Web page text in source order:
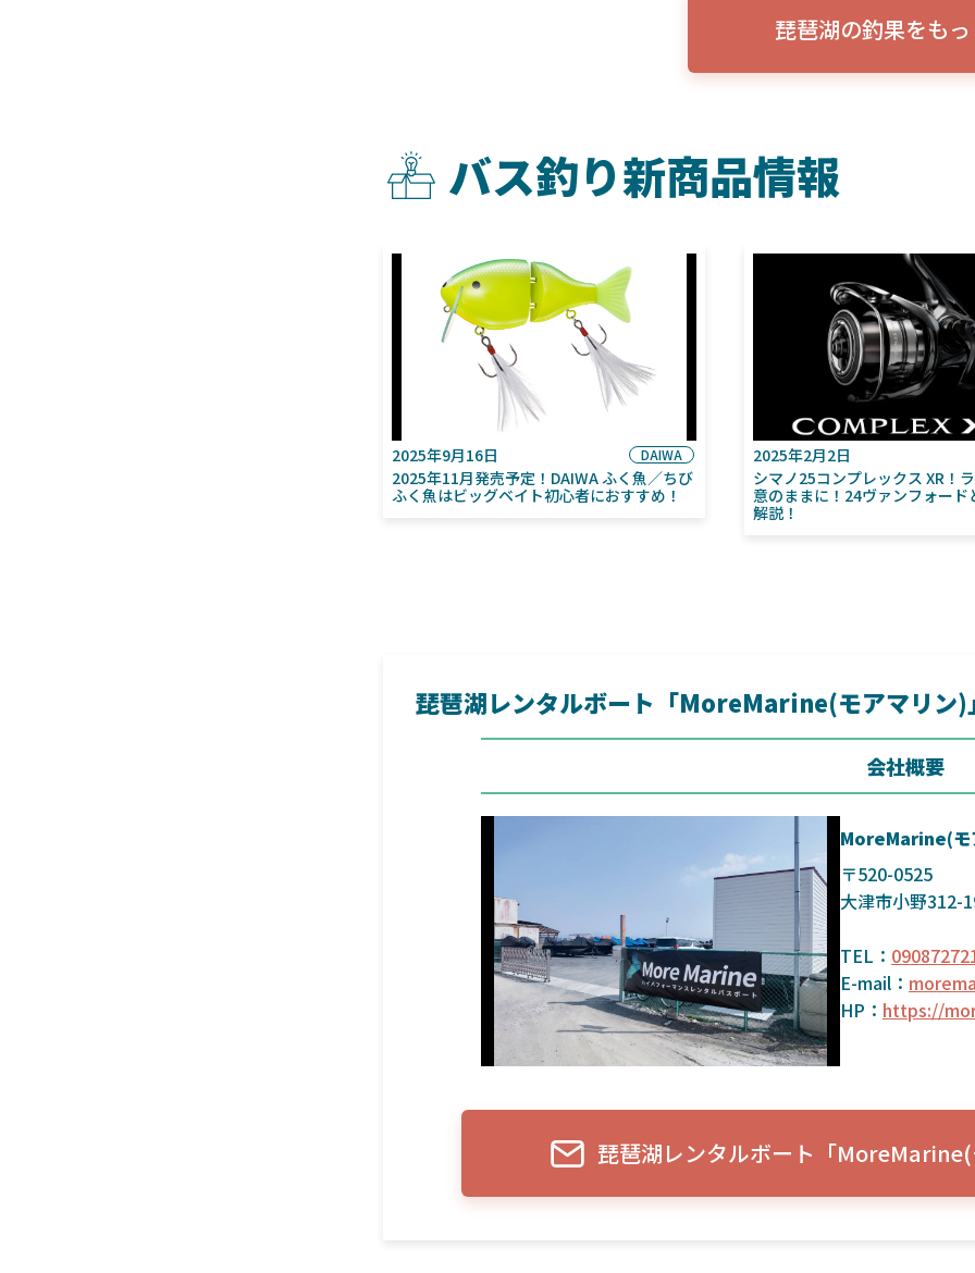
琵琶湖の釣果をも
バス釣り新商品情報
2025年9月16日 DAIWA
2025年11月発売予定！DAIWA ふく魚／ちび
ふく魚はビッグベイト初心者におすすめ！
2025年2月2日
シマノ25コンプレックス XR！
意のままに！24ヴァンフォード
解説！
琵琶湖レンタルボート「MoreMarine(モアマリン)
会社概要
MoreMarine(モ
〒520-0525
大津市小野312-
TEL：
E-mail：
HP： https://
琵琶湖レンタルボート「